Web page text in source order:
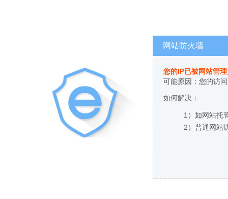
网站防火墙
您的IP已被网站管
可能原因：您的访
如何解决：
1）如网站托
2）普通网站